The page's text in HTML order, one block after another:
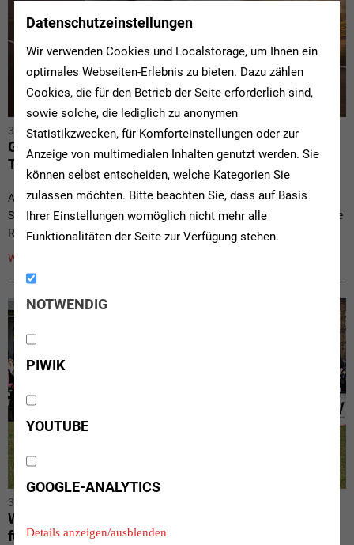
31.03.2022//Verbands-News
Große Pläne in die Tat umsetzen: der BMW 318i
Touring
Alles, was das Herz begehrt, bringt der BMW 318i Touring an den
Start! Er zeigt wahre Größe in jeder Hinsicht, denn neben jeder Menge
Raum bietet er...
Weiterlesen »
31.03.2022
Westfalen Sport-Stiftung unterstützt Hilfsangebote
für Geflüchtete
Datenschutzeinstellungen
Wir verwenden Cookies und Localstorage, um Ihnen ein
optimales Webseiten-Erlebnis zu bieten. Dazu zählen
Cookies, die für den Betrieb der Seite erforderlich sind,
sowie solche, die lediglich zu anonymen
Statistikzwecken, für Komforteinstellungen oder zur
Anzeige von multimedialen Inhalten genutzt werden. Sie
können selbst entscheiden, welche Kategorien Sie
zulassen möchten. Bitte beachten Sie, dass auf Basis
Ihrer Einstellungen womöglich nicht mehr alle
Funktionalitäten der Seite zur Verfügung stehen.
NOTWENDIG
PIWIK
YOUTUBE
GOOGLE-ANALYTICS
Details anzeigen/ausblenden